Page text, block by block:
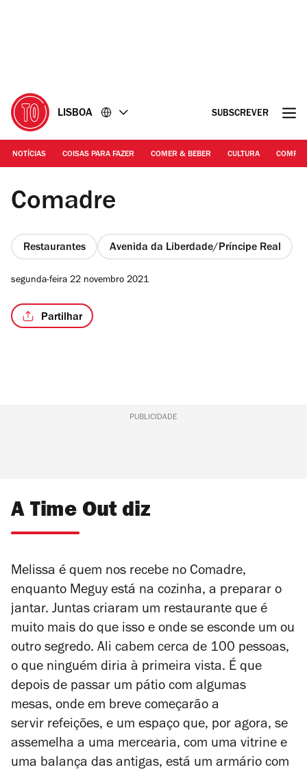
LISBOA SUBSCREVER
NOTÍCIAS COISAS PARA FAZER COMER & BEBER CULTURA
Gabriell Vieira
Comadre
Restaurantes Avenida da Liberdade/Príncipe Real
segunda-feira 22 novembro 2021
Partilhar
PUBLICIDADE
A Time Out diz
Melissa é quem nos recebe no Comadre,
enquanto Meguy está na cozinha, a preparar o
jantar. Juntas criaram um restaurante que é
muito mais do que isso e onde se esconde um ou
outro segredo. Ali cabem cerca de 100 pessoas,
o que ninguém diria à primeira vista. É que
depois de passar um pátio com algumas
mesas, onde em breve começarão a
servir refeições, e um espaço que, por agora, se
assemelha a uma mercearia, com uma vitrine e
uma balança das antigas, está um armário com